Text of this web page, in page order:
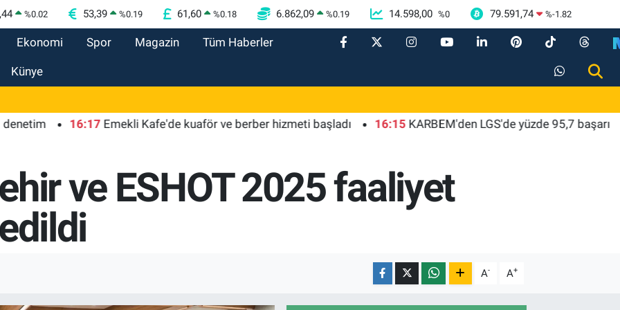
%0.02 53,39 %0.19 61,60 %0.18 6.862,09 %0.19 14.598,00 %0 79.591,74 %-1.82
Ekonomi Spor Magazin Tüm Haberler
Künye
16:17 Emekli Kafe'de kuaför ve berber hizmeti başladı 16:15 KARBEM'den LGS'de yüzde 95,7 başarı
ve ESHOT 2025 faaliyet
A- A+